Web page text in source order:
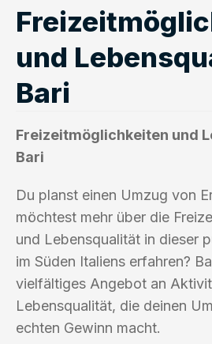
und
Bari
Freizeitmöglichkeiten und
Bari
Du planst einen Umzug von
möchtest mehr über die
und Lebensqualität in dieser
im Süden Italiens erfahren?
vielfältiges Angebot an
Lebensqualität, die deinen
echten Gewinn macht.